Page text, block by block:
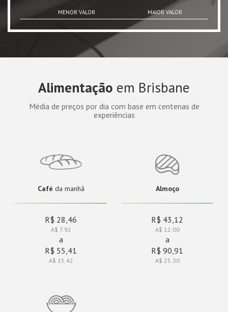
MENOR VALOR MAIOR VALOR
Alimentação em Brisbane
Média de preços por dia com base em centenas de
experiências
Café da manhã
R$ 28,46
A$ 7.92
a
R$ 55,41
A$ 15.42
Almoço
R$ 43,12
A$ 12.00
a
R$ 90,91
A$ 25.30